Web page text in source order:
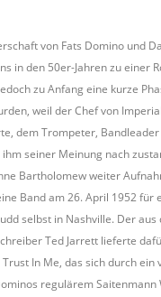
von Fats Domino und
in den 50er-Jahren zu einer
zu Anfang eine kurze
weil der Chef von
dem Trompeter,
seiner Meinung nach
Bartholomew weiter
Band am 26. April 1952 für
selbst in Nashville. Der aus
Ted Jarrett lieferte
In Me, das sich durch ein
regulärem Saitenmann